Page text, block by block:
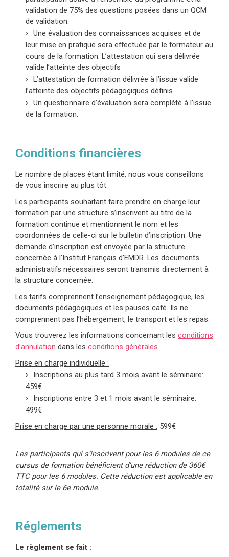
validation de 75% des questions posées dans un QCM
de validation.
Une évaluation des connaissances acquises et de
leur mise en pratique sera effectuée par le formateur au
cours de la formation. L’attestation qui sera délivrée
valide l’atteinte des objectifs
L’attestation de formation délivrée à l’issue valide
l’atteinte des objectifs pédagogiques définis.
Un questionnaire d’évaluation sera complété à l’issue
de la formation.
Conditions financières
Le nombre de places étant limité, nous vous conseillons
de vous inscrire au plus tôt.
Les participants souhaitant faire prendre en charge leur
formation par une structure s’inscrivent au titre de la
formation continue et mentionnent le nom et les
coordonnées de celle-ci sur le bulletin d’inscription. Une
demande d’inscription est envoyée par la structure
concernée à l’Institut Français d’EMDR. Les documents
administratifs nécessaires seront transmis directement à
la structure concernée.
Les tarifs comprennent l’enseignement pédagogique, les
documents pédagogiques et les pauses café. Ils ne
comprennent pas l’hébergement, le transport et les repas.
Vous trouverez les informations concernant les conditions
d’annulation dans les conditions générales
Prise en charge individuelle :
Inscriptions au plus tard 3 mois avant le séminaire:
459€
Inscriptions entre 3 et 1 mois avant le séminaire:
499€
Prise en charge par une personne morale : 599€
Les participants qui s’inscrivent pour les 6 modules de ce
cursus de formation bénéficient d’une réduction de 360€
TTC pour les 6 modules. Cette réduction est applicable en
totalité sur le 6e module.
Réglements
Le règlement se fait :